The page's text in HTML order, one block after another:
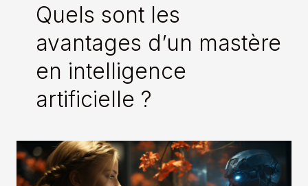
Quels sont les
avantages d’un mastère
en intelligence
artificielle ?